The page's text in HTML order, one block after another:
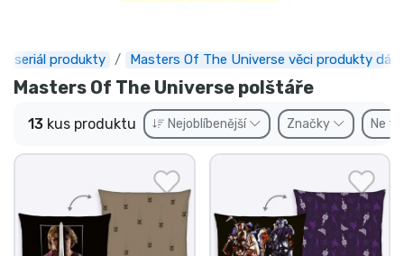
seriál produkty Masters Of The Universe věci produkty
Masters Of The Universe polštáře
13 kus produktu Nejoblíbenější Značky Ne
Expresní doručení
Předobjednat
Outlet produkty
Doprava a platba
Seriálové věci